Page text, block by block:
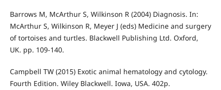
Barrows M, McArthur S, Wilkinson R (2004) Diagnosis. In:
McArthur S, Wilkinson R, Meyer J (eds) Medicine and surgery
of tortoises and turtles. Blackwell Publishing Ltd. Oxford,
UK. pp. 109-140.
Campbell TW (2015) Exotic animal hematology and cytology.
Fourth Edition. Wiley Blackwell. Iowa, USA. 402p.